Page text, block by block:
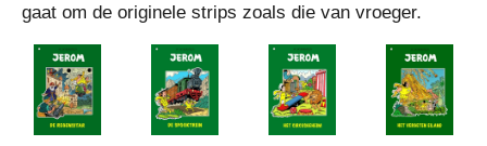
gaat om de originele strips zoals die van vroeger.